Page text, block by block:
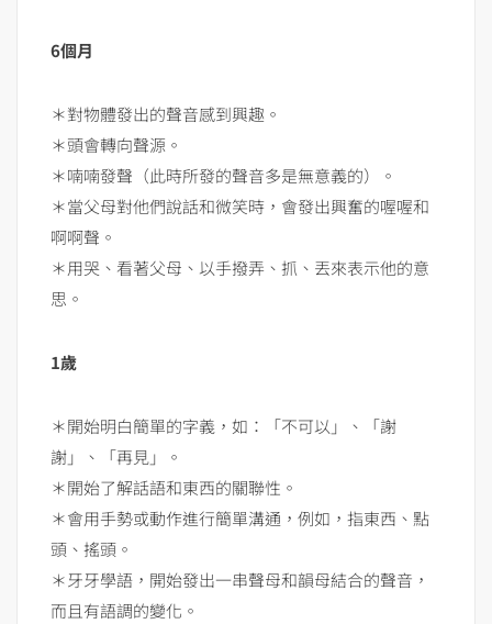
6個月
＊對物體發出的聲音感到興趣。
＊頭會轉向聲源。
＊喃喃發聲（此時所發的聲音多是無意義的）。
＊當父母對他們說話和微笑時，會發出興奮的喔喔和
啊啊聲。
＊用哭、看著父母、以手撥弄、抓、丟來表示他的意
思。
1歲
＊開始明白簡單的字義，如：「不可以」、「謝
謝」、「再見」。
＊開始了解話語和東西的關聯性。
＊會用手勢或動作進行簡單溝通，例如，指東西、點
頭、搖頭。
＊牙牙學語，開始發出一串聲母和韻母結合的聲音，
而且有語調的變化。